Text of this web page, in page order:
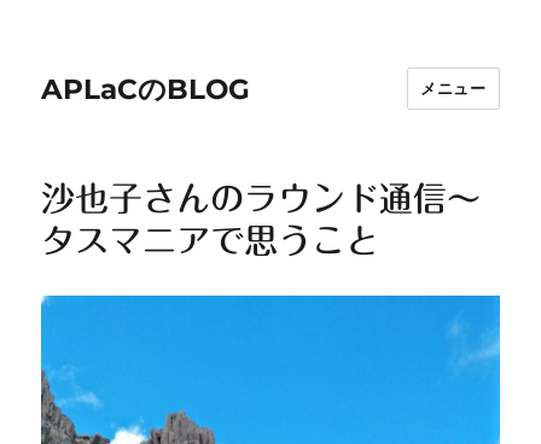
APLaCのBLOG メニュー
沙也子さんのラウンド通信～
タスマニアで思うこと